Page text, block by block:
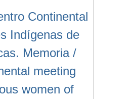
Continental
Indígenas de
Memoria /
meeting
women of